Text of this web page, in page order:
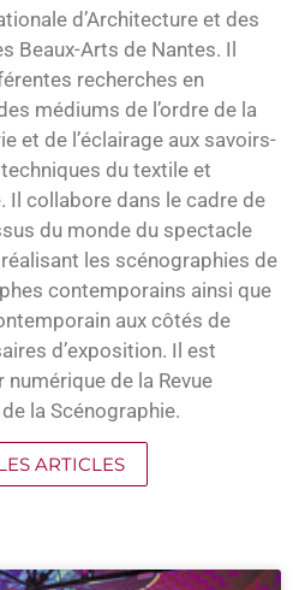
d’Architecture et des
Beaux-Arts de Nantes. Il
recherches en
médiums de l’ordre de la
et de l’éclairage aux savoirs-
du textile et
Il collabore dans le cadre de
du monde du spectacle
les scénographies de
contemporains ainsi que
aux côtés de
d’exposition. Il est
numérique de la Revue
la Scénographie.
ARTICLES